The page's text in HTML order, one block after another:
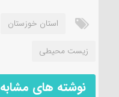
استان خوزستان
زیست محیطی
نوشته های مشابه